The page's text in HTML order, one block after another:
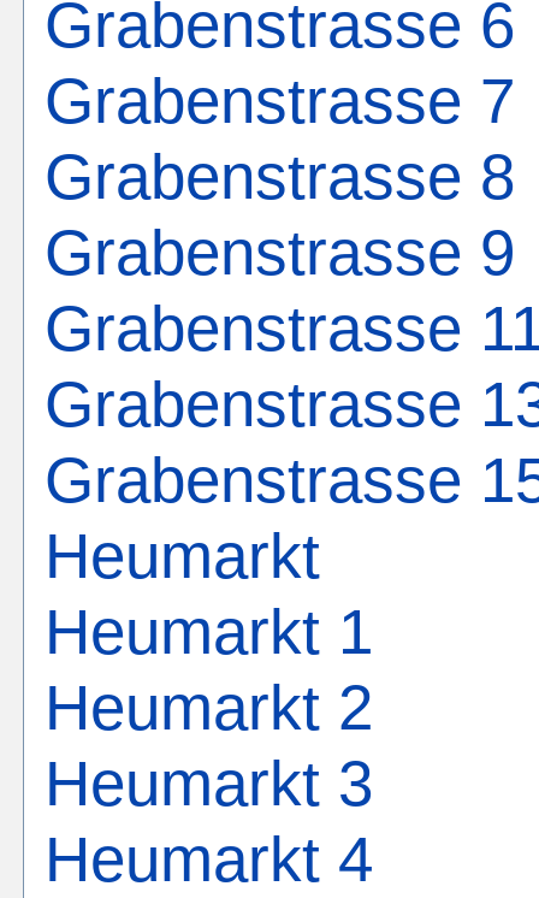
Grabenstrasse 6
Grabenstrasse 7
Grabenstrasse 8
Grabenstrasse 9
Grabenstrasse
Grabenstrasse
Grabenstrasse
Heumarkt
Heumarkt 1
Heumarkt 2
Heumarkt 3
Heumarkt 4